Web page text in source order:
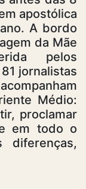
apostólica
A bordo
da Mãe
pelos
jornalistas
Médio:
proclamar
em todo o